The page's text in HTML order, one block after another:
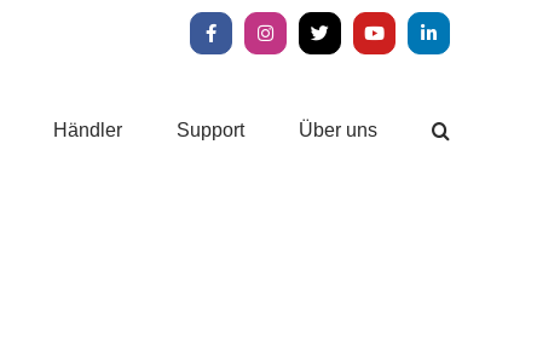
FacebookInstagram
X YouTubeLinkedIn
Händler Support Über uns